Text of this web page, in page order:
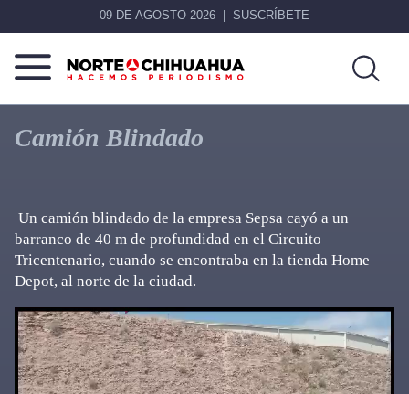
09 DE AGOSTO 2026 SUSCRÍBETE
Norte
De
Chihuahua
Más
que
noticias,
Camión Blindado
Un camión blindado de la empresa Sepsa cayó a un
barranco de 40 m de profundidad en el Circuito
Tricentenario, cuando se encontraba en la tienda Home
Depot, al norte de la ciudad.